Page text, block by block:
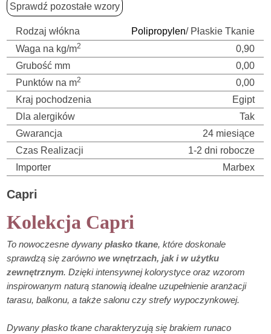
Sprawdź pozostałe wzory
Rodzaj włókna Polipropylen/ Płaskie Tkanie
Waga na kg/m2
0,90
Grubość mm
0,00
Punktów na m2
0,00
Kraj pochodzenia
Egipt
Dla alergików
Tak
Gwarancja
24 miesiące
Czas Realizacji
1-2 dni robocze
Importer
Marbex
Capri
Kolekcja Capri
To nowoczesne dywanypłasko tkane, które doskonale
sprawdzą się zarównowe wnętrzach, jak i w użytku
zewnętrznym. Dzięki intensywnej kolorystyce oraz wzorom
inspirowanym naturą stanowią idealne uzupełnienie aranżacji
tarasu, balkonu, a także salonu czy strefy wypoczynkowej.
Dywany płasko tkane charakteryzują się brakiem runaco